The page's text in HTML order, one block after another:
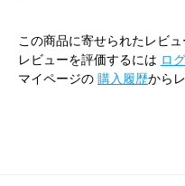
この商品に寄せられたレビュ
レビューを評価するには ロ
マイページの 購入履歴から